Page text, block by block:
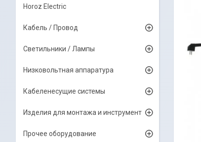
Horoz Electric
Кабель / Провод
Светильники / Лампы
Низковольтная аппаратура
Кабеленесущие системы
Изделия для монтажа и инструмент
Прочее оборудование